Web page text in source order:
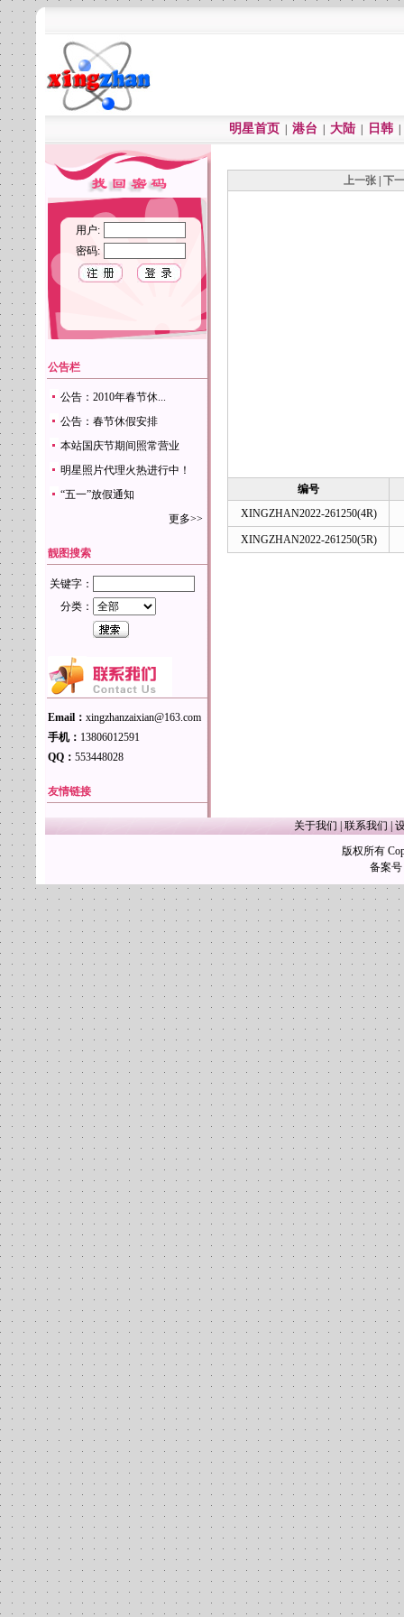
明星首页 港台 大陆 日韩
用户:
密码:
公告栏
公告：2010年春节休...
公告：春节休假安排
本站国庆节期间照常营业
明星照片代理火热进行中！
“五一”放假通知
更多>>
靓图搜索
关键字：
分类：
Email： xingzhanzaixian@163.com
手机： 13806012591
QQ： 553448028
友情链接
上一张 下
编号
XINGZHAN2022-261250(4R)
XINGZHAN2022-261250(5R)
关于我们 联系我们
版权所有
备案号